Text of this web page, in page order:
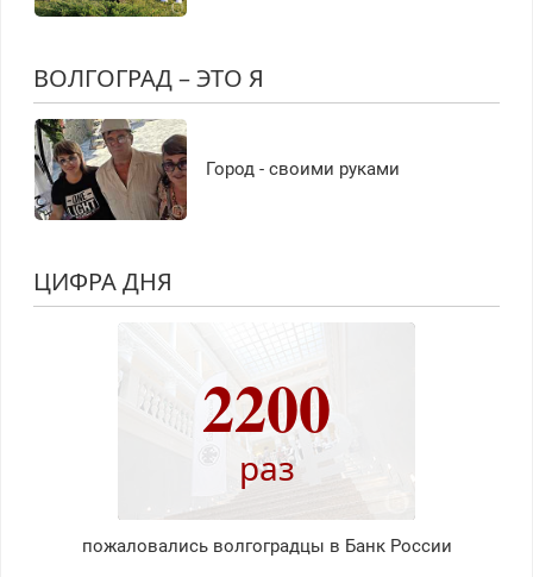
ВОЛГОГРАД – ЭТО Я
Город - своими руками
ЦИФРА ДНЯ
2200
раз
пожаловались волгоградцы в Банк России